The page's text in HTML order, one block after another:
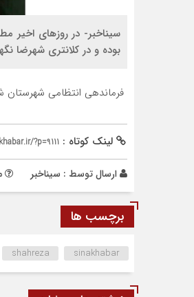
بوده و در کلانتری شهرضا
فرماندهی انتظامی
لینک کوتاه : ?p=9111
ارسال توسط : سیناخبر
برچسب ها
shahreza sinakhabar